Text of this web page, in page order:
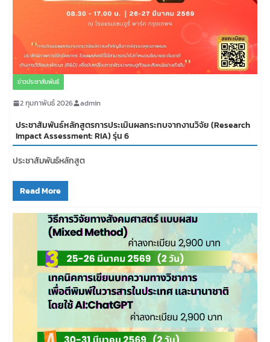
ข่าวประชาสัมพันธ์
2 กุมภาพันธ์ 2026 admin
ประชาสัมพันธ์หลักสูตรการประเมินผลกระทบจากงานวิจัย (Research
Impact Assessment: RIA) รุ่น 6
ประชาสัมพันธ์หลักสูต
Read More